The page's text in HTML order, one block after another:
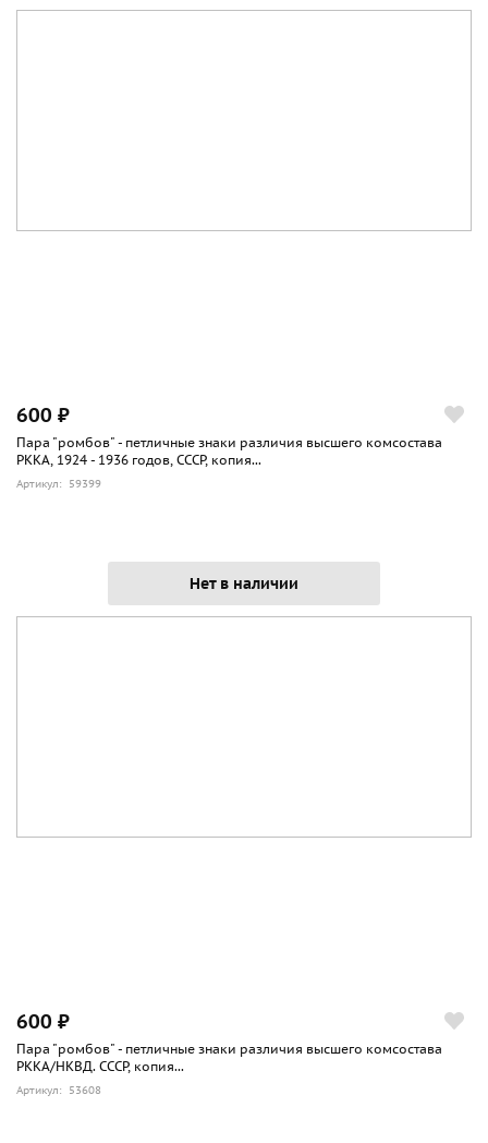
600 ₽
Пара "ромбов" - петличные знаки различия высшего комсостава
РККА, 1924 - 1936 годов, СССР, копия...
Артикул: 59399
Нет в наличии
600 ₽
Пара "ромбов" - петличные знаки различия высшего комсостава
РККА/НКВД. СССР, копия...
Артикул: 53608